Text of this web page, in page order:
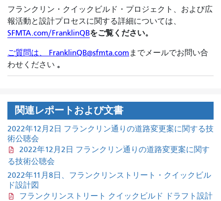
フランクリン・クイックビルド・プロジェクト、および広
報活動と設計プロセスに関する詳細については、
SFMTA.com/FranklinQBをご覧ください。
ご質問は、 FranklinQB@sfmta.com までメールでお問い合
わせください 。
関連レポートおよび文書
2022年12月2日 フランクリン通りの道路変更案に関する技
術公聴会
2022年12月2日 フランクリン通りの道路変更案に関す
る技術公聴会
2022年11月8日、フランクリンストリート・クイックビル
ド設計図
フランクリンストリート クイックビルド ドラフト設計